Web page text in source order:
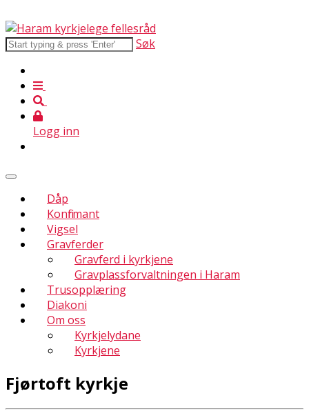
Søk
Logg inn
Dåp
Konfirmant
Vigsel
Gravferder
Gravferd i kyrkjene
Gravplassforvaltningen i Haram
Trusopplæring
Diakoni
Om oss
Kyrkjelydane
Kyrkjene
Fjørtoft kyrkje